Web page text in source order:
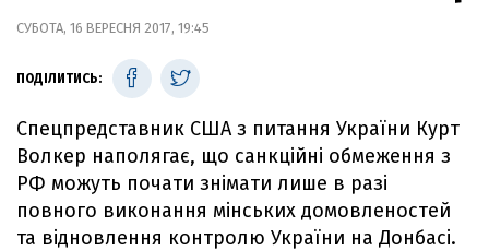
СУБОТА, 16 ВЕРЕСНЯ 2017, 19:45
ПОДІЛИТИСЬ:
Спецпредставник США з питання України Курт
Волкер наполягає, що санкційні обмеження з
РФ можуть почати знімати лише в разі
повного виконання мінських домовленостей
та відновлення контролю України на Донбасі.